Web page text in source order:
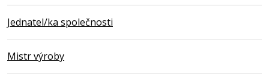
Jednatel/ka společnosti
Mistr výroby